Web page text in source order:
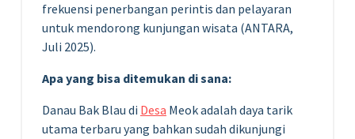
frekuensi penerbangan perintis dan pelayaran
untuk mendorong kunjungan wisata (ANTARA,
Juli 2025).
Apa yang bisa ditemukan di sana:
Danau Bak Blau di Desa Meok adalah daya tarik
utama terbaru yang bahkan sudah dikunjungi